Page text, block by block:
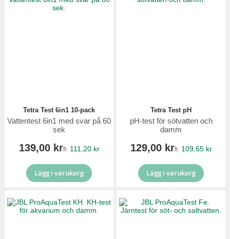
Tetra Test 6in1 10-pack
Vattentest 6in1 med svar på 60
sek
139,00 krfr. 111,20 kr
Lägg i varukorg
Tetra Test pH
pH-test för sötvatten och
damm
129,00 krfr. 109,65 kr
Lägg i varukorg